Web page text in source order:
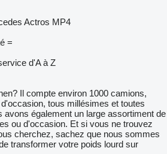
Actros MP4
=
d'A à Z
Il compte environ 1000 camions,
tous millésimes et toutes
avons également un large assortiment de
ou d'occasion. Et si vous ne trouvez
cherchez, sachez que nous sommes
transformer votre poids lourd sur